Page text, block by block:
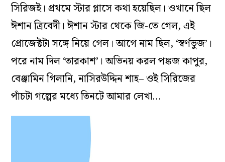
সিরিজই। প্রথমে স্টার প্লাসে কথা হয়েছিল। ওখানে ছিল
ঈশান ত্রিবেদী। ঈশান স্টার থেকে জি-তে গেল, এই
প্রোজেক্টটা সঙ্গে নিয়ে গেল। আগে নাম ছিল, ‘স্বর্ণভুজ’।
পরে নাম দিল ‘তারকাশ’। অভিনয় করল পঙ্কজ কাপুর,
বেঞ্জামিন গিলানি, নাসিরউদ্দিন শাহ– ওই সিরিজের
পাঁচটা গল্পের মধ্যে তিনটে আমার লেখা…